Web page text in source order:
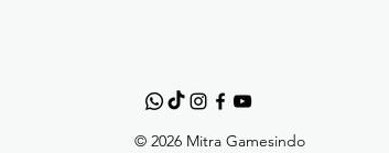
© 2026 Mitra Gamesindo